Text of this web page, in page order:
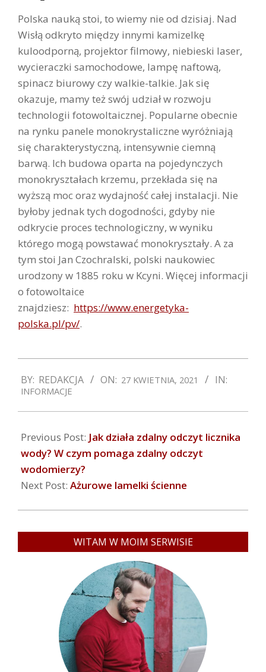
Polska nauką stoi, to wiemy nie od dzisiaj. Nad
Wisłą odkryto między innymi kamizelkę
kuloodporną, projektor filmowy, niebieski laser,
wycieraczki samochodowe, lampę naftową,
spinacz biurowy czy walkie-talkie. Jak się
okazuje, mamy też swój udział w rozwoju
technologii fotowoltaicznej. Popularne obecnie
na rynku panele monokrystaliczne wyróżniają
się charakterystyczną, intensywnie ciemną
barwą. Ich budowa oparta na pojedynczych
monokryształach krzemu, przekłada się na
wyższą moc oraz wydajność całej instalacji. Nie
byłoby jednak tych dogodności, gdyby nie
odkrycie proces technologiczny, w wyniku
którego mogą powstawać monokryształy. A za
tym stoi Jan Czochralski, polski naukowiec
urodzony w 1885 roku w Kcyni. Więcej informacji
o fotowoltaice
znajdziesz: https://www.energetyka-
polska.pl/pv/.
04-
27
BY: REDAKCJA ON: 27 KWIETNIA, 2021 IN:
INFORMACJE
Previous Post: Jak działa zdalny odczyt licznika
wody? W czym pomaga zdalny odczyt
wodomierzy?
Next Post: Ażurowe lamelki ścienne
WITAM W MOIM SERWISIE